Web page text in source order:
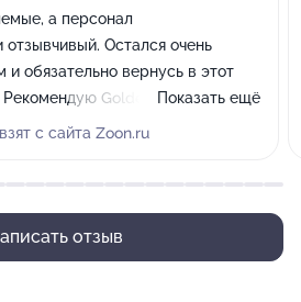
а персонал
Остался очень
и обязательно вернусь в этот
Рекомендую Golden Auto всем
Показать ещё
с сайта Zoon.ru
отзыв